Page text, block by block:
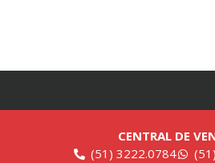
CENTRAL DE
(51) 3222.0784